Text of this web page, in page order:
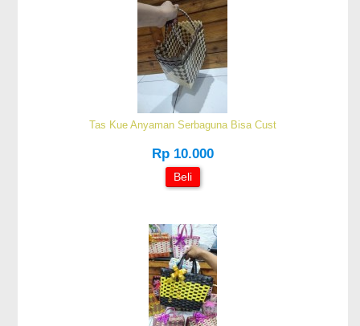
Tas Kue Anyaman Serbaguna Bisa Cust
Rp 10.000
Beli